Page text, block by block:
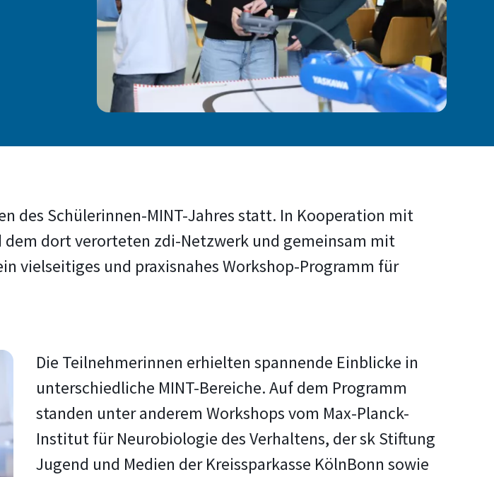
des Schülerinnen-MINT-Jahres statt. In Kooperation mit
dem dort verorteten zdi-Netzwerk und gemeinsam mit
vielseitiges und praxisnahes Workshop-Programm für
Die Teilnehmerinnen erhielten spannende Einblicke in
unterschiedliche MINT-Bereiche. Auf dem Programm
standen unter anderem Workshops vom Max-Planck-
Institut für Neurobiologie des Verhaltens, dersk Stiftung
Jugend und Medien der Kreissparkasse KölnBonn sowie